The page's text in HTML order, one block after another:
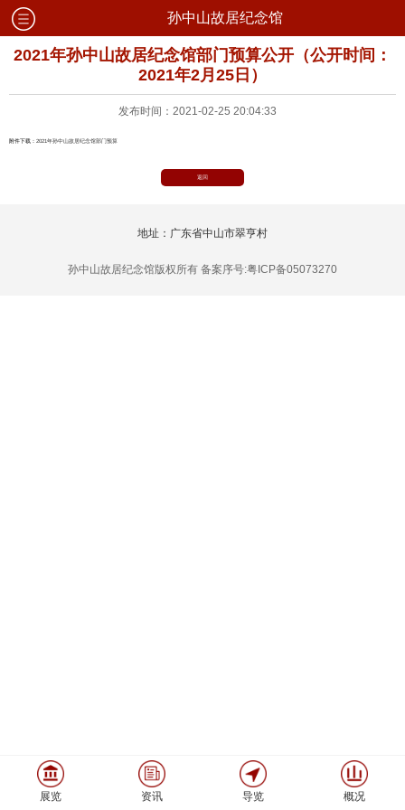
孙中山故居纪念馆
2021年孙中山故居纪念馆部门预算公开（公开时间：
2021年2月25日）
发布时间：2021-02-25 20:04:33
附件下载： 2021年孙中山故居纪念馆部门预算
返回
地址：广东省中山市翠亨村
孙中山故居纪念馆版权所有 备案序号:粤ICP备05073270
展览 资讯 导览 概况